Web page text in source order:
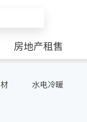
房地产租售
水电冷暖